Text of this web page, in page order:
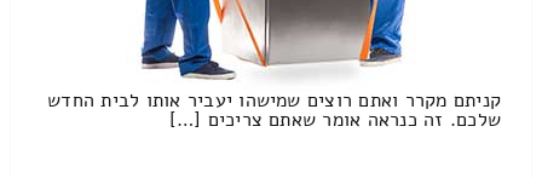
קניתם מקרר ואתם רוצים שמישהו יעביר אותו לבית החדש
שלכם. זה כנראה אומר שאתם צריכים […]